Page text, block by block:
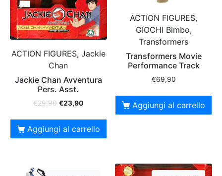
ACTION FIGURES, Jackie
Chan
Jackie Chan Avventura
Pers. Asst.
€29,90 €23,90
Aggiungi al carrello
ACTION FIGURES,
GIOCHI Bimbo,
Transformers
Transformers Movie
Performance Track
€69,90
Aggiungi al carrello